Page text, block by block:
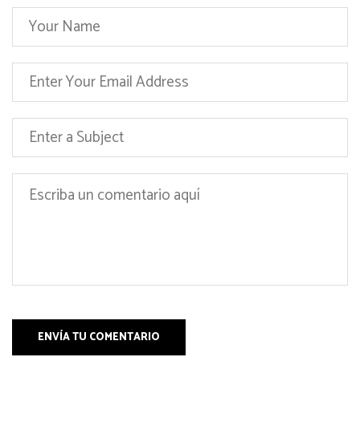
ENVÍA TU COMENTARIO